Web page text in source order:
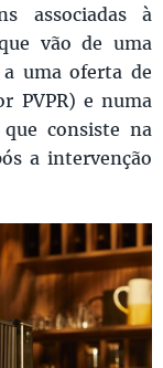
associadas à
vão de uma
a uma oferta de
PVPR) e numa
consiste na
a intervenção